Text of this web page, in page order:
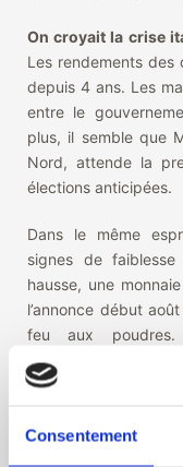
Consentement
On croyait la crise
Les rendements des
depuis 4 ans. Les
entre le
plus, il semble que
Nord, attende la
élections anticipées.
Dans le même
signes de
hausse, une
l’annonce début
feu aux poudres.
officiellement
d’un pasteur
confrontations avec